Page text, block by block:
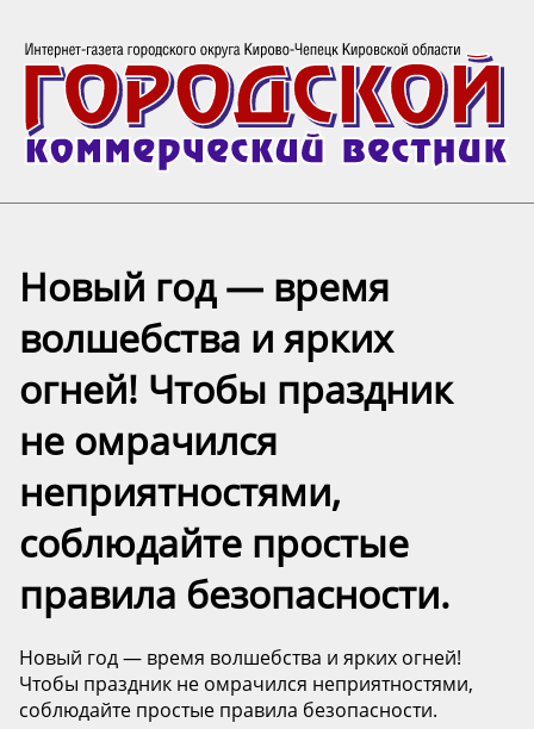
Новый год — время
волшебства и ярких
огней! Чтобы праздник
не омрачился
неприятностями,
соблюдайте простые
правила безопасности.
Новый год — время волшебства и ярких огней!
Чтобы праздник не омрачился неприятностями,
соблюдайте простые правила безопасности.